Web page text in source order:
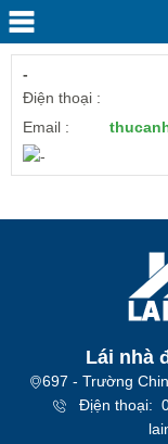
-
Điện thoại :
Email :
Lái nhà
697 - Trường
Địện thoại: